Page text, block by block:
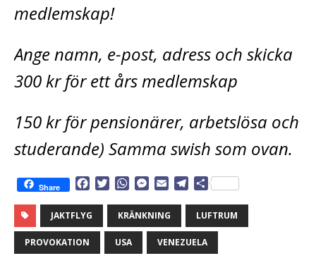
medlemskap!
Ange namn, e-post, adress och skicka
300 kr för ett års medlemskap
150 kr för pensionärer, arbetslösa och
studerande) Samma swish som ovan.
Share
c
e
o
t
e
W
a
t
s
A
M
s
s
n
a
i
l
e
g
r
D
l
a
JAKTFLYG KRÄNKNING LUFTRUM
PROVOKATION USA VENEZUELA